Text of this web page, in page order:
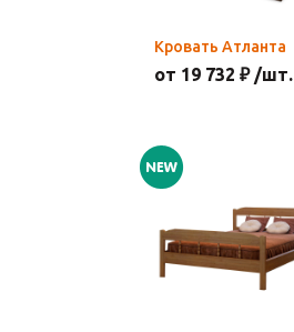
Кровать Атланта
от 19 732 ₽ /шт.